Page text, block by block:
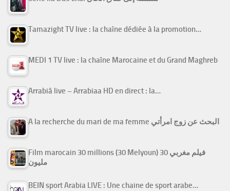
Tamazight TV live : la chaîne dédiée à la promotion…
MEDI 1 TV live : la chaîne Marocaine et du Grand Maghreb
Arrabiâ live – Arrabiaa HD en direct : la…
A la recherche du mari de ma femme البحث عن زوج امرأتي
Film marocain 30 millions (30 Melyoun) فيلم مغربي 30
مليون
BEIN sport Arabia LIVE : Une chaine de sport arabe…